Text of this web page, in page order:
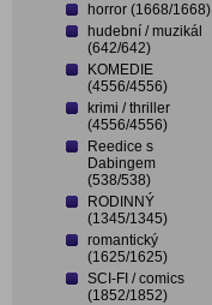
horror (1668/1668)
hudební / muzikál
(642/642)
KOMEDIE
(4556/4556)
krimi / thriller
(4556/4556)
Reedice s
Dabingem
(538/538)
RODINNÝ
(1345/1345)
romantický
(1625/1625)
SCI-FI / comics
(1852/1852)